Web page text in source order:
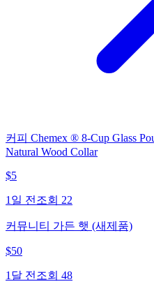
커피 Chemex ® 8-Cup Glass
Natural Wood Collar
$5
1일 전 조회 22
커뮤니티 가든 햇 (새제품)
$50
1달 전 조회 48